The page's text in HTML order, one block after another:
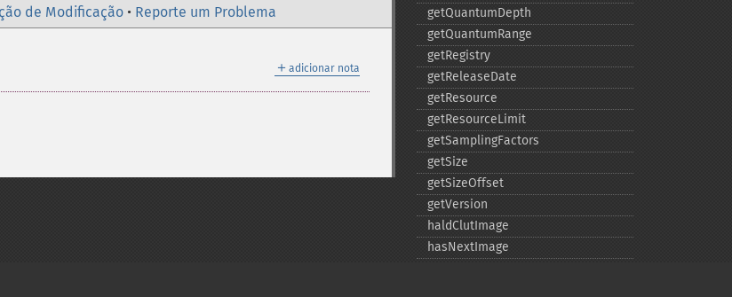
de Modificação • Reporte um Problema
＋ adicionar nota
getQuantumDepth
getQuantumRange
getRegistry
getReleaseDate
getResource
getResourceLimit
getSamplingFactors
getSize
getSizeOffset
getVersion
haldClutImage
hasNextImage